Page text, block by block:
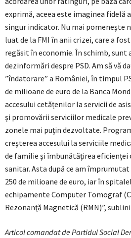
exprimă, aceea este imaginea fidelă
singur indicator. Nu mai pomenește
luat de la FMI în anii crizei, care a
regăsit în economie. În schimb, sunt
dezinformări despre PSD. Am să vă
”îndatorare” a României, în timpul
de milioane de euro de la Banca
accesului cetățenilor la servicii de
și promovării serviciilor medicale
zonele mai puțin dezvoltate.
creșterea accesului la serviciile
de familie și îmbunătățirea
sanitar. Asta după ce am
250 de milioane de euro, iar în
echipamente Computer Tomograf
Rezonanţă Magnetică (RMN)”,
Articol comandat de Partidul Social